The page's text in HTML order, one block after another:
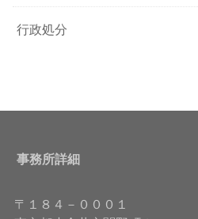
行政処分
事務所詳細
〒１８４－０００１